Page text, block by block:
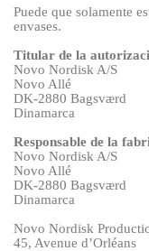
Puede que solamente
envases.
Titular de la
Novo Nordisk A/S
Novo Allé
DK-2880 Bagsværd
Dinamarca
Responsable de la
Novo Nordisk A/S
Novo Allé
DK-2880 Bagsværd
Dinamarca
Novo Nordisk
45, Avenue d’Orléans